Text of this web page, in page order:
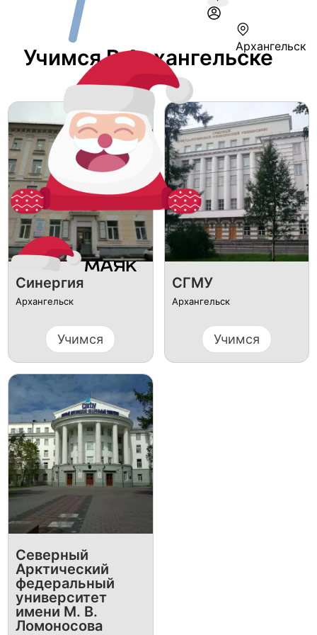
Архангельск
Учимся В Архангельске
Синергия
Архангельск
Учимся
СГМУ
Архангельск
Учимся
Северный
Арктический
федеральный
университет
имени М. В.
Ломоносова